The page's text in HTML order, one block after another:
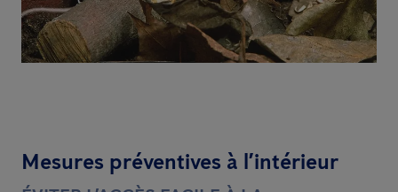
Mesures préventives à l’intérieur